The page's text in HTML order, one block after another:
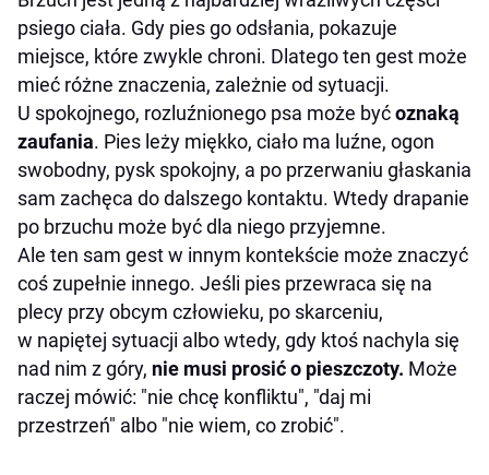
psiego ciała. Gdy pies go odsłania, pokazuje
miejsce, które zwykle chroni. Dlatego ten gest może
mieć różne znaczenia, zależnie od sytuacji.
U spokojnego, rozluźnionego psa może byćoznaką
zaufania. Pies leży miękko, ciało ma luźne, ogon
swobodny, pysk spokojny, a po przerwaniu głaskania
sam zachęca do dalszego kontaktu. Wtedy drapanie
po brzuchu może być dla niego przyjemne.
Ale ten sam gest w innym kontekście może znaczyć
coś zupełnie innego. Jeśli pies przewraca się na
plecy przy obcym człowieku, po skarceniu,
w napiętej sytuacji albo wtedy, gdy ktoś nachyla się
nad nim z góry, nie musi prosić o pieszczoty. Może
raczej mówić: "nie chcę konfliktu", "daj mi
przestrzeń" albo "nie wiem, co zrobić".